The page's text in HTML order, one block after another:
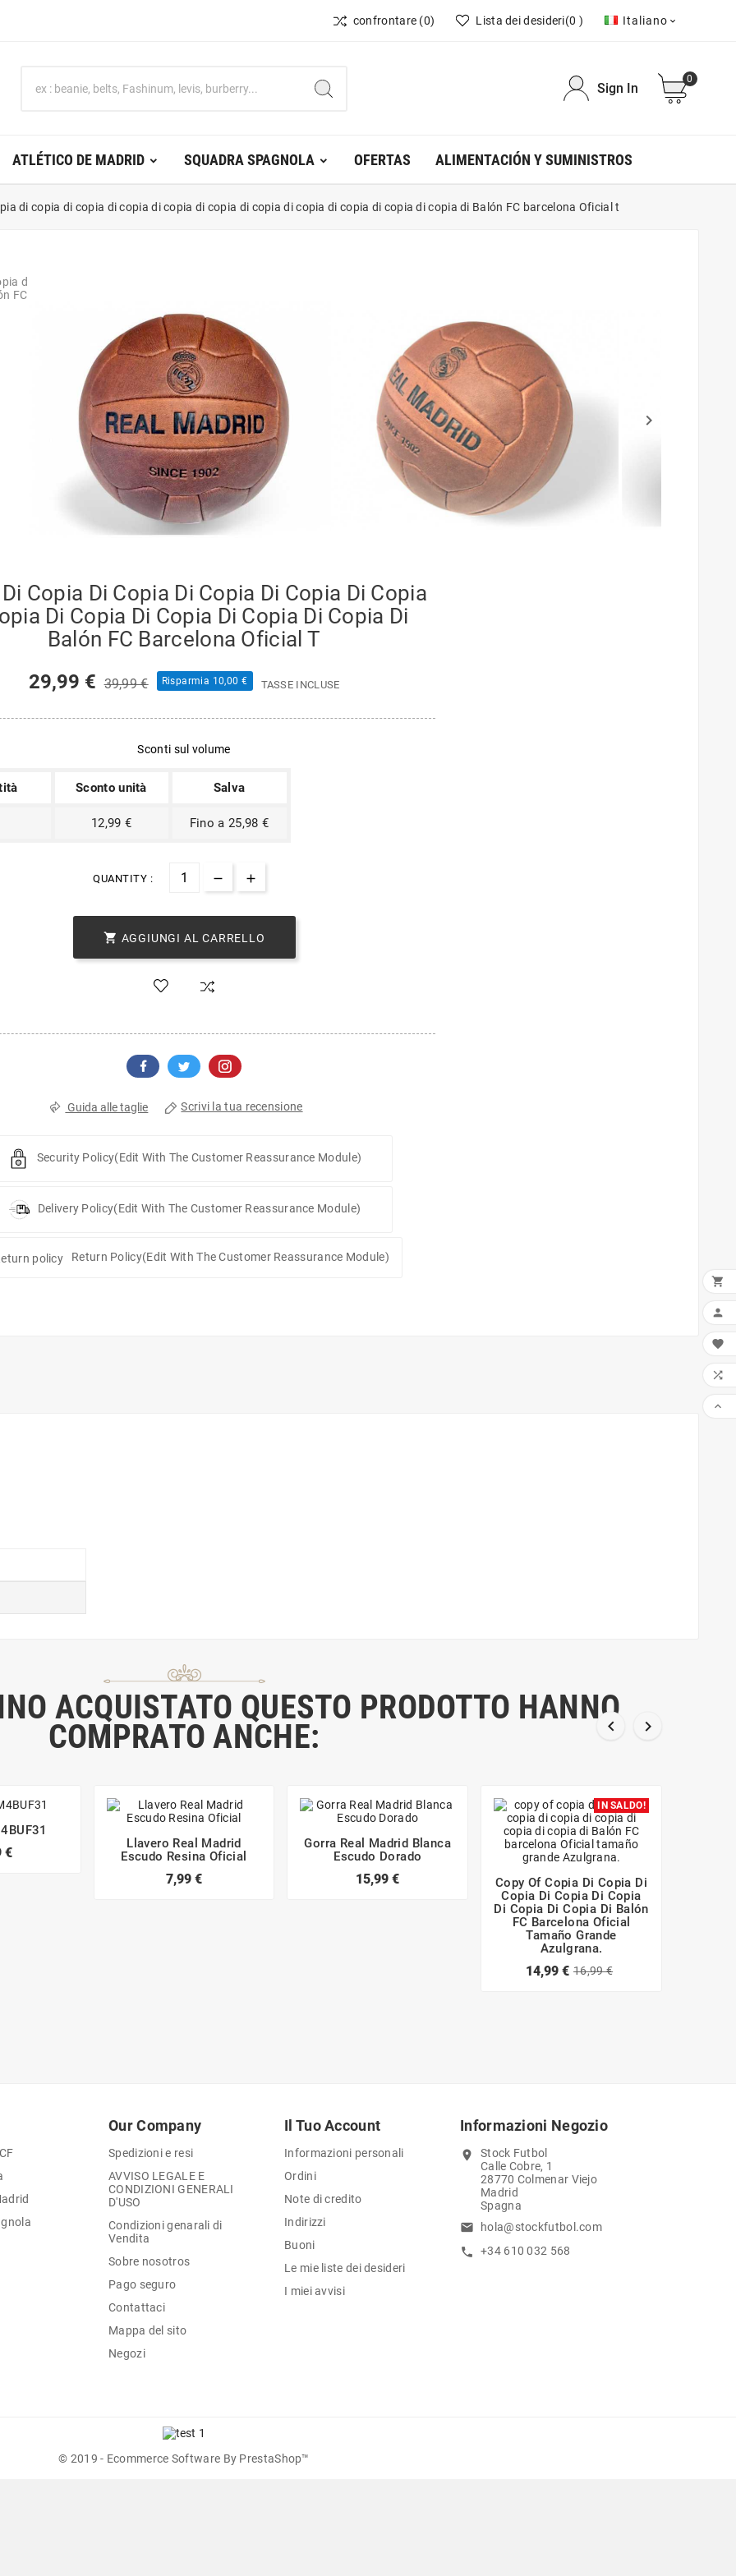
confrontare (0) Lista dei desideri(0 ) Italiano 
Sign In
0
ATLÉTICO DE MADRID SQUADRA SPAGNOLA OFERTAS ALIMENTACIÓN Y SUMINISTROS
di copia di copia di copia di copia di copia di copia di copia di copia di copia di copia di Balón FC barcelona Oficial t
keyboard_arrow_right
Copia Di Copia Di Copia Di Copia Di Copia
Di Copia Di Copia Di Copia Di Copia Di
Balón FC Barcelona Oficial T
29,99 € 39,99 € Risparmia 10,00 € TASSE INCLUSE
Sconti sul volume
Sconto unità Salva
12,99 € Fino a 25,98 €
QUANTITY :
 AGGIUNGI AL CARRELLO
Guida alle taglie Scrivi la tua recensione
Security Policy(edit With The Customer Reassurance Module)
Delivery Policy(edit With The Customer Reassurance Module)
Return Policy(edit With The Customer Reassurance Module)
ACQUISTATO QUESTO PRODOTTO HANNO
COMPRATO ANCHE:  
€
Llavero Real Madrid
Escudo Resina Oficial
7,99 €
Gorra Real Madrid Blanca
Escudo Dorado
15,99 €
IN SALDO!
Copy Of Copia Di Copia Di
Copia Di Copia Di Copia
Di Copia Di Copia Di Balón
FC Barcelona Oficial
Tamaño Grande
Azulgrana.
14,99 € 16,99 €
Our Company
Spedizioni e resi
AVVISO LEGALE E
CONDIZIONI GENERALI
D'USO
Condizioni genarali di
Vendita
Sobre nosotros
Pago seguro
Contattaci
Mappa del sito
Negozi
Il Tuo Account
Informazioni personali
Ordini
Note di credito
Indirizzi
Buoni
Le mie liste dei desideri
I miei avvisi
Informazioni Negozio
location_on
Stock Futbol
Calle Cobre, 1
28770 Colmenar Viejo
Madrid
Spagna
email hola@stockfutbol.com
call +34 610 032 568





© 2019 - Ecommerce Software By PrestaShop™